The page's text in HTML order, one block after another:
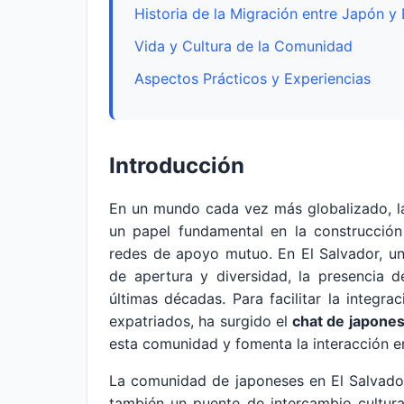
Historia de la Migración entre Japón y
Vida y Cultura de la Comunidad
Aspectos Prácticos y Experiencias
Introducción
En un mundo cada vez más globalizado,
un papel fundamental en la
redes de apoyo mutuo. En El Salvador,
de apertura y diversidad, la presencia
últimas décadas. Para facilitar la
expatriados, ha surgido elchat de
esta comunidad y fomenta la interacción
La comunidad de japoneses en El